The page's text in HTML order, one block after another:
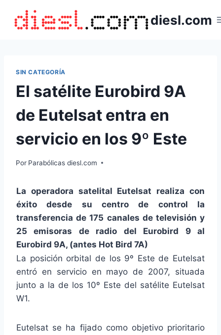
contenido
diesl.com
SIN CATEGORÍA
El satélite Eurobird 9A
de Eutelsat entra en
servicio en los 9º Este
Por Parabólicas diesl.com
La operadora satelital Eutelsat realiza con
éxito desde su centro de control la
transferencia de 175 canales de televisión y
25 emisoras de radio del Eurobird 9 al
Eurobird 9A, (antes Hot Bird 7A)
La posición orbital de los 9º Este de Eutelsat
entró en servicio en mayo de 2007, situada
junto a la de los 10º Este del satélite Eutelsat
W1.
Eutelsat se ha fijado como objetivo prioritario